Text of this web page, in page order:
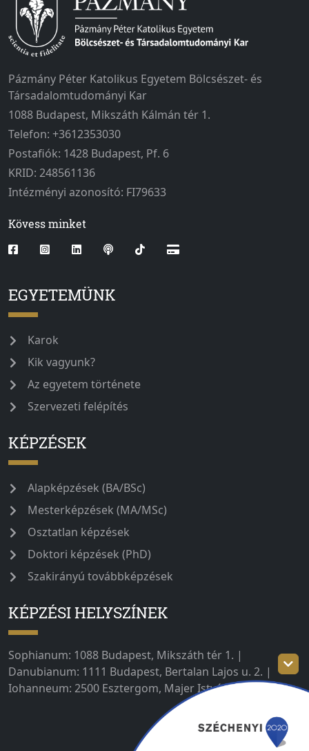
Pázmány Péter Katolikus Egyetem Bölcsészet- és
Társadalomtudományi Kar
1088 Budapest, Mikszáth Kálmán tér 1.
Telefon: +3612353030
Postafiók: 1428 Budapest, Pf. 6
KRID: 248561136
Intézményi azonosító: FI79633
Kövess minket
EGYETEMÜNK
Karok
Kik vagyunk?
Az egyetem története
Szervezeti felépítés
KÉPZÉSEK
Alapképzések (BA/BSc)
Mesterképzések (MA/MSc)
Osztatlan képzések
Doktori képzések (PhD)
Szakirányú továbbképzések
KÉPZÉSI HELYSZÍNEK
Sophianum: 1088 Budapest, Mikszáth tér 1. |
Danubianum: 1111 Budapest, Bertalan Lajos u. 2. |
Iohanneum: 2500 Esztergom, Majer István út 1–3.